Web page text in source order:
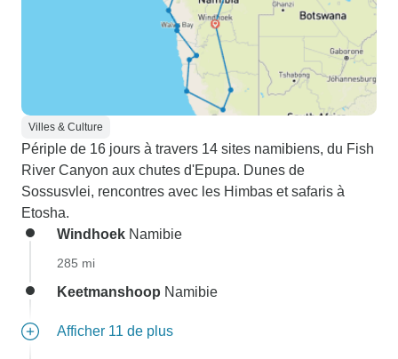
Villes & Culture
Périple de 16 jours à travers 14 sites namibiens, du Fish
River Canyon aux chutes d'Epupa. Dunes de
Sossusvlei, rencontres avec les Himbas et safaris à
Etosha.
Windhoek Namibie
285 mi
Keetmanshoop Namibie
Afficher 11 de plus